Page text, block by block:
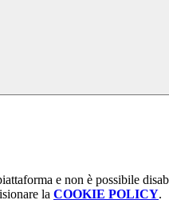
e non è possibile
la COOKIE POLICY.